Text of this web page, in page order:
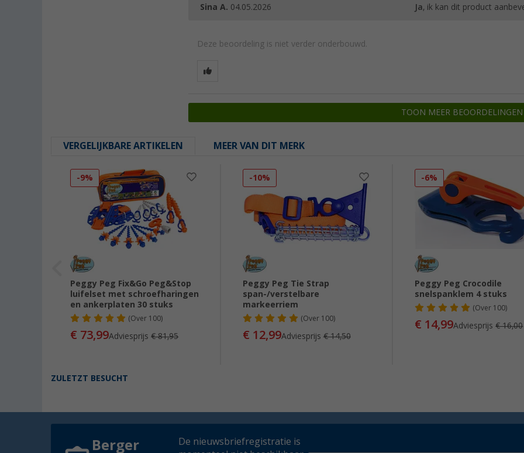
Sina A. 04.05.2026 Ja, ik kan dit product
Deze beoordeling is niet verder onderbouwd.
TOON MEER BEOORDELINGEN
VERGELIJKBARE ARTIKELEN MEER VAN DIT MERK
-9%
Peggy Peg Fix&Go Peg&Stop
luifelset met schroefharingen
en ankerplaten 30 stuks
(Over 100)
€ 73,99Adviesprijs€ 81,95
-10%
Peggy Peg Tie Strap
span-/verstelbare
markeerriem
(Over100)
€ 12,99Adviesprijs € 14,50
-6%
Peggy Peg Crocodile
snelspanklem 4 stuks
(Over 100)
€ 14,99Adviesprijs€ 16,00
ZULETZT BESUCHT
Berger
De nieuwsbriefregistratie is